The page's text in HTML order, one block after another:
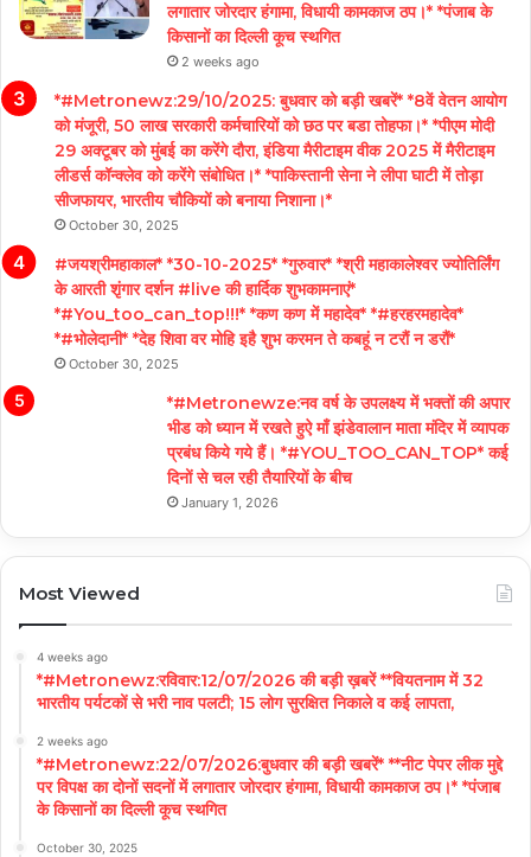
लगातार जोरदार हंगामा, विधायी कामकाज ठप।* *पंजाब के
किसानों का दिल्ली कूच स्थगित
2 weeks ago
*#Metronewz:29/10/2025: बुधवार को बड़ी खबरें* *8वें वेतन आयोग
को मंजूरी, 50 लाख सरकारी कर्मचारियों को छठ पर बडा तोहफा।* *पीएम मोदी
29 अक्टूबर को मुंबई का करेंगे दौरा, इंडिया मैरीटाइम वीक 2025 में मैरीटाइम
लीडर्स कॉन्क्लेव को करेंगे संबोधित।* *पाकिस्तानी सेना ने लीपा घाटी में तोड़ा
सीजफायर, भारतीय चौकियों को बनाया निशाना।*
October 30, 2025
#जयश्रीमहाकाल* *30-10-2025* *गुरुवार* *श्री महाकालेश्वर ज्योतिर्लिंग
के आरती शृंगार दर्शन #live की हार्दिक शुभकामनाएं*
*#You_too_can_top!!!* *कण कण में महादेव* *#हरहरमहादेव*
*#भोलेदानी* *देह शिवा वर मोहि इहै शुभ करमन ते कबहूं न टरौं न डरौं*
October 30, 2025
*#Metronewze:नव वर्ष के उपलक्ष्य में भक्तों की अपार
भीड को ध्यान में रखते हुऐ माँ झंडेवालान माता मंदिर में व्यापक
प्रबंध किये गये हैं। *#YOU_TOO_CAN_TOP* कई
दिनों से चल रही तैयारियों के बीच
January 1, 2026
Most Viewed
4 weeks ago
*#Metronewz:रविवार:12/07/2026 की बड़ी ख़बरें **वियतनाम में 32
भारतीय पर्यटकों से भरी नाव पलटी; 15 लोग सुरक्षित निकाले व कई लापता,
2 weeks ago
*#Metronewz:22/07/2026:बुधवार की बड़ी खबरें* **नीट पेपर लीक मुद्दे
पर विपक्ष का दोनों सदनों में लगातार जोरदार हंगामा, विधायी कामकाज ठप।* *पंजाब
के किसानों का दिल्ली कूच स्थगित
October 30, 2025